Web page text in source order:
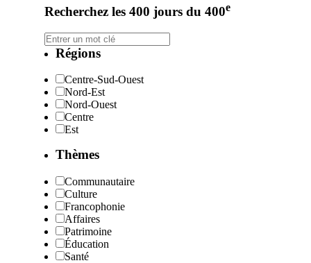
Recherchez les 400 jours du 400e
Régions
Centre-Sud-Ouest
Nord-Est
Nord-Ouest
Centre
Est
Thèmes
Communautaire
Culture
Francophonie
Affaires
Patrimoine
Éducation
Santé